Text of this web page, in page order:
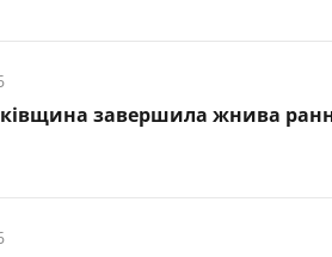
завершила жнива